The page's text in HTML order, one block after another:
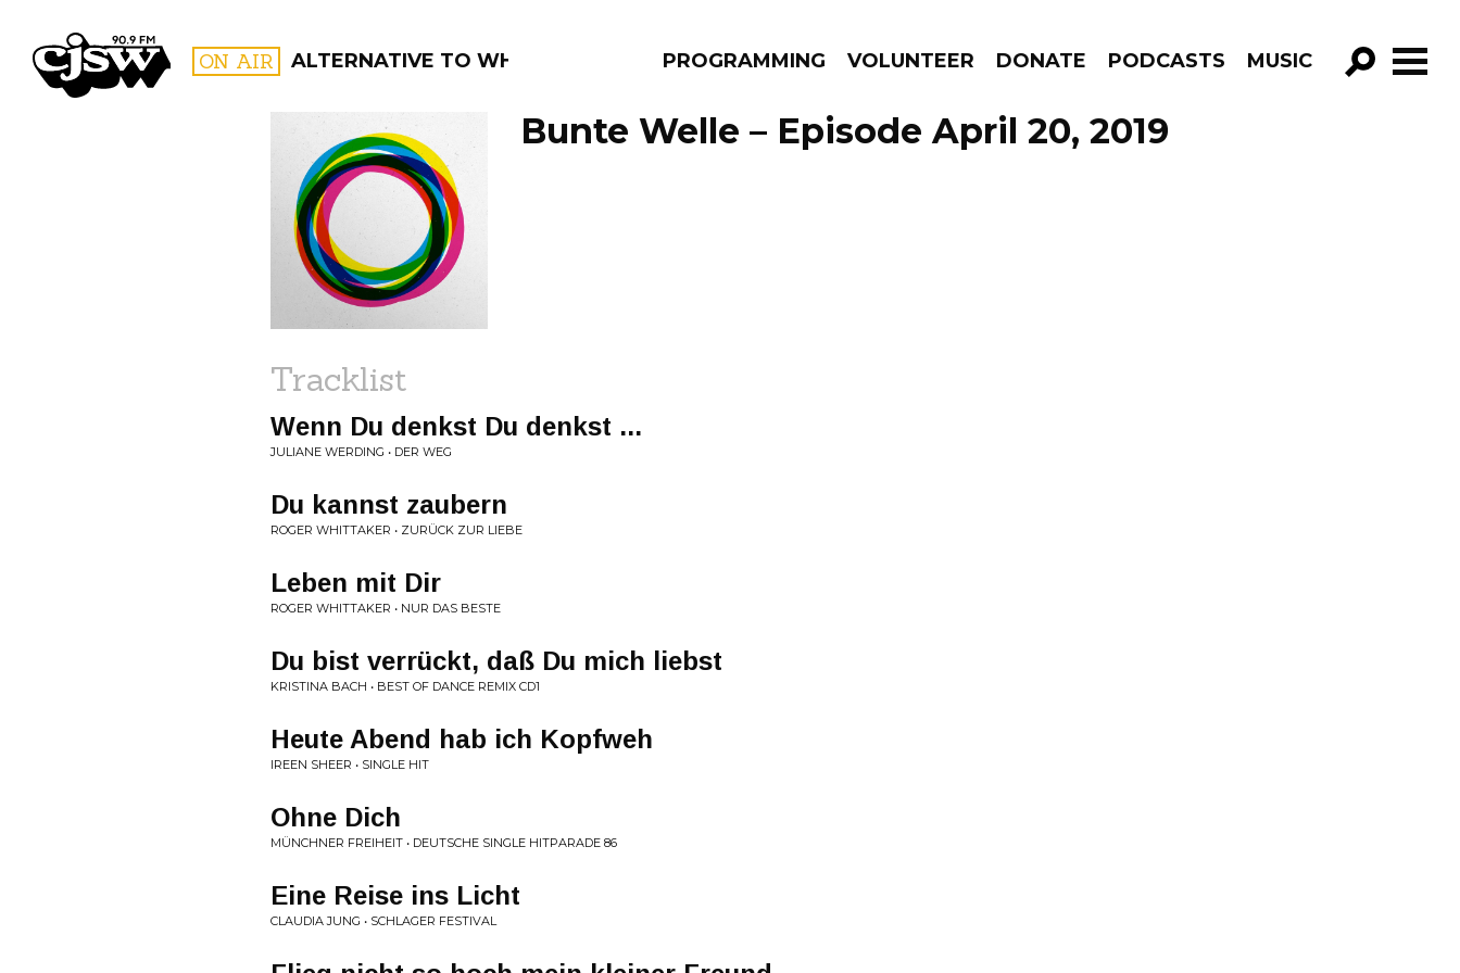
CJSW ON AIR ALTERNATIVE TO WHAT? PROGRAMMING VOLUNTEER DONATE PODCASTS MUSIC
GO!
FILTER BY:
PROGRAMS
Bunte Welle – Episode April 20, 2019
Tracklist
Wenn Du denkst Du denkst ...
JULIANE WERDING • DER WEG
Du kannst zaubern
ROGER WHITTAKER • ZURÜCK ZUR LIEBE
Leben mit Dir
ROGER WHITTAKER • NUR DAS BESTE
Du bist verrückt, daß Du mich liebst
KRISTINA BACH • BEST OF DANCE REMIX CD1
Heute Abend hab ich Kopfweh
IREEN SHEER • SINGLE HIT
Ohne Dich
MÜNCHNER FREIHEIT • DEUTSCHE SINGLE HITPARADE 86
Eine Reise ins Licht
CLAUDIA JUNG • SCHLAGER FESTIVAL